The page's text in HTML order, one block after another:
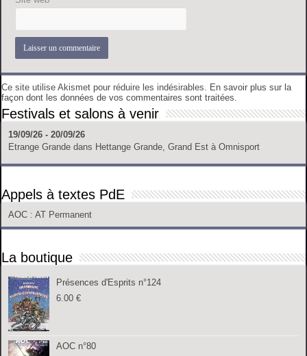
Ce site utilise Akismet pour réduire les indésirables.
En savoir plus sur la
façon dont les données de vos commentaires sont traitées
Festivals et salons à venir
19/09/26 - 20/09/26
Etrange Grande dans Hettange Grande, Grand Est à Omnisport
Appels à textes PdE
AOC : AT Permanent
La boutique
Présences d'Esprits n°124
6.00€
AOC n°80